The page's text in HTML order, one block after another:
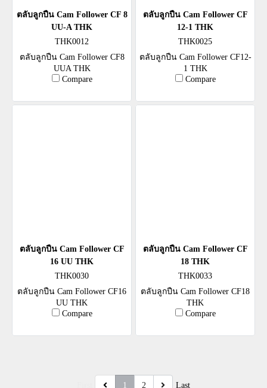
ตลับลูกปืน Cam Follower CF 8
UU-A THK
THK0012
ตลับลูกปืน Cam Follower CF8
UUA THK
Compare
ตลับลูกปืน Cam Follower CF
12-1 THK
THK0025
ตลับลูกปืน Cam Follower CF12-
1 THK
Compare
ตลับลูกปืน Cam Follower CF
16 UU THK
THK0030
ตลับลูกปืน Cam Follower CF16
UU THK
Compare
ตลับลูกปืน Cam Follower CF
18 THK
THK0033
ตลับลูกปืน Cam Follower CF18
THK
Compare
1 2 Last